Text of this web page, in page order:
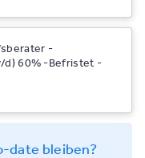
-
d) 60% -Befristet -
date bleiben?